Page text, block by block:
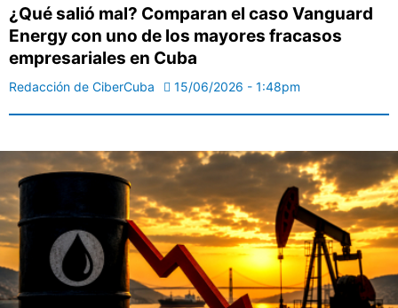
¿Qué salió mal? Comparan el caso Vanguard
Energy con uno de los mayores fracasos
empresariales en Cuba
Redacción de CiberCuba 15/06/2026 - 1:48pm